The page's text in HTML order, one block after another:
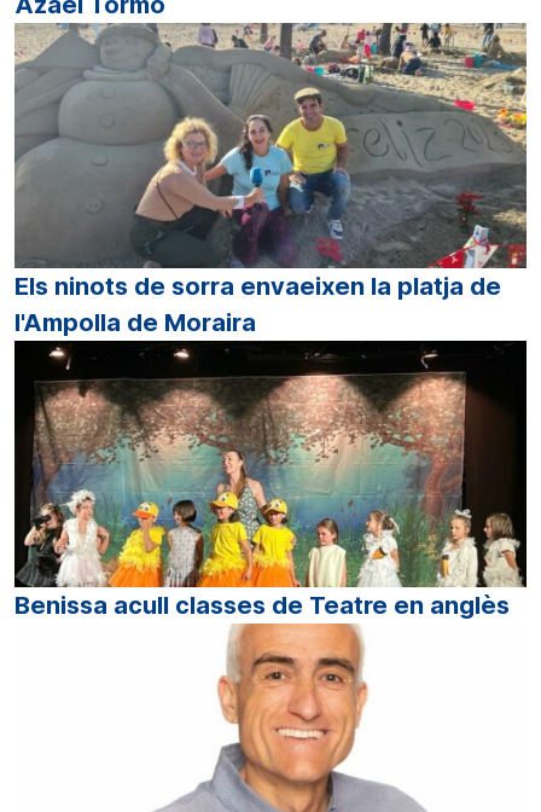
Els ninots de sorra envaeixen la platja de
l'Ampolla de Moraira
Benissa acull classes de Teatre en anglès